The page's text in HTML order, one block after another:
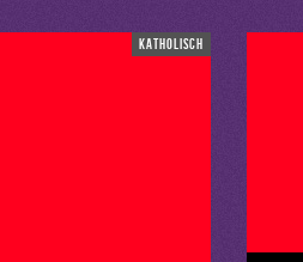
katholisch